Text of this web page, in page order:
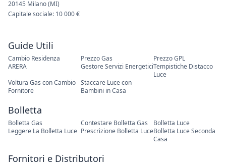
Guide Utili
Cambio Residenza Prezzo Gas
Prezzo GPL
ARERA
Gestore Servizi EnergeticiTempistiche Distacco
Luce
Voltura Gas con Cambio
Fornitore
Staccare Luce con
Bambini in Casa
Bolletta
Bolletta Gas Contestare Bolletta Gas
Bolletta Luce
Leggere La Bolletta Luce Prescrizione Bolletta LuceBolletta Luce Seconda
Casa
Fornitori e Distributori
20145 Milano (MI)
Capitale sociale: 10 000 €